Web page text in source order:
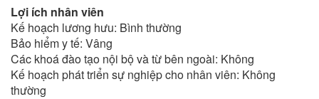
Lợi ích nhân viên
Kế hoạch lương hưu: Bình thường
Bảo hiểm y tế: Vâng
Các khoá đào tạo nội bộ và từ bên ngoài: Không
Kế hoạch phát triển sự nghiệp cho nhân viên: Không
thường